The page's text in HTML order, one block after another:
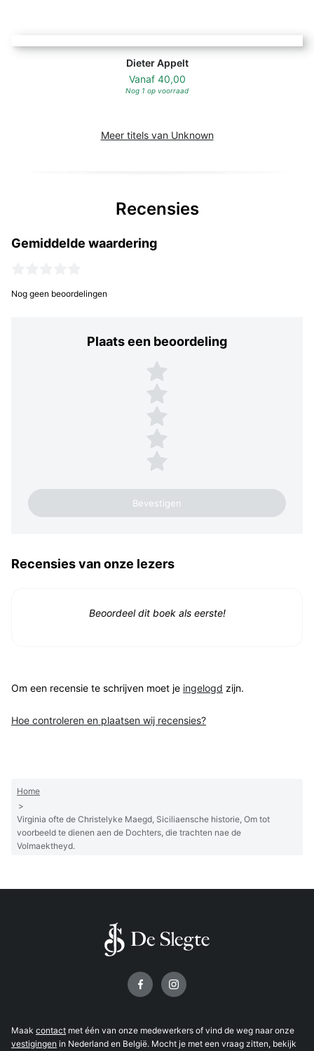
Dieter Appelt
Vanaf 40,00
Nog 1 op voorraad
Meer titels van Unknown
Recensies
Gemiddelde waardering
Nog geen beoordelingen
Plaats een beoordeling
Plaats een beoordeling
5 sterren
4 sterren
3 sterren
2 sterren
1 ster
Recensies van onze lezers
Beoordeel dit boek als eerste!
Om een recensie te schrijven moet je ingelogd zijn.
Hoe controleren en plaatsen wij recensies?
Home
>
Virginia ofte de Christelyke Maegd, Siciliaensche historie, Om tot
voorbeeld te dienen aen de Dochters, die trachten nae de
Volmaektheyd.
Maak contact met één van onze medewerkers of vind de weg naar onze
vestigingen in Nederland en België. Mocht je met een vraag zitten, bekijk